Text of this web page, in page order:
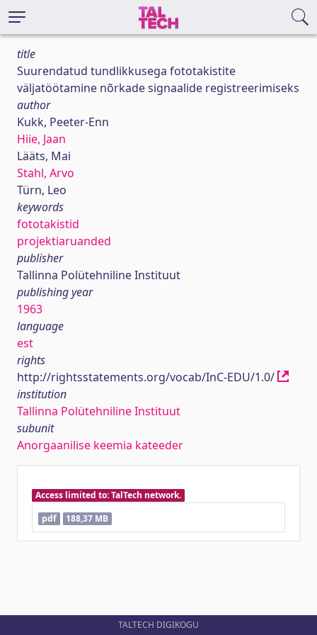
title
Suurendatud tundlikkusega fototakistite
väljatöötamine nõrkade signaalide registreerimiseks
author
Kukk, Peeter-Enn
Hiie, Jaan
Lääts, Mai
Stahl, Arvo
Türn, Leo
keywords
fototakistid
projektiaruanded
publisher
Tallinna Polütehniline Instituut
publishing year
1963
language
est
rights
http://rightsstatements.org/vocab/InC-EDU/1.0/
institution
Tallinna Polütehniline Instituut
subunit
Anorgaanilise keemia kateeder
Access limited to: TalTech network.
pdf
188,37 MB
TALTECH DIGIKOGU